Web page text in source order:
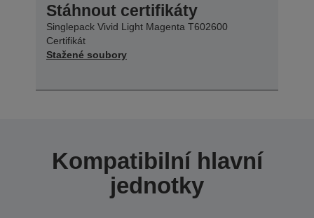
Stáhnout certifikáty
Singlepack Vivid Light Magenta T602600
Certifikát
Stažené soubory
Kompatibilní hlavní
jednotky